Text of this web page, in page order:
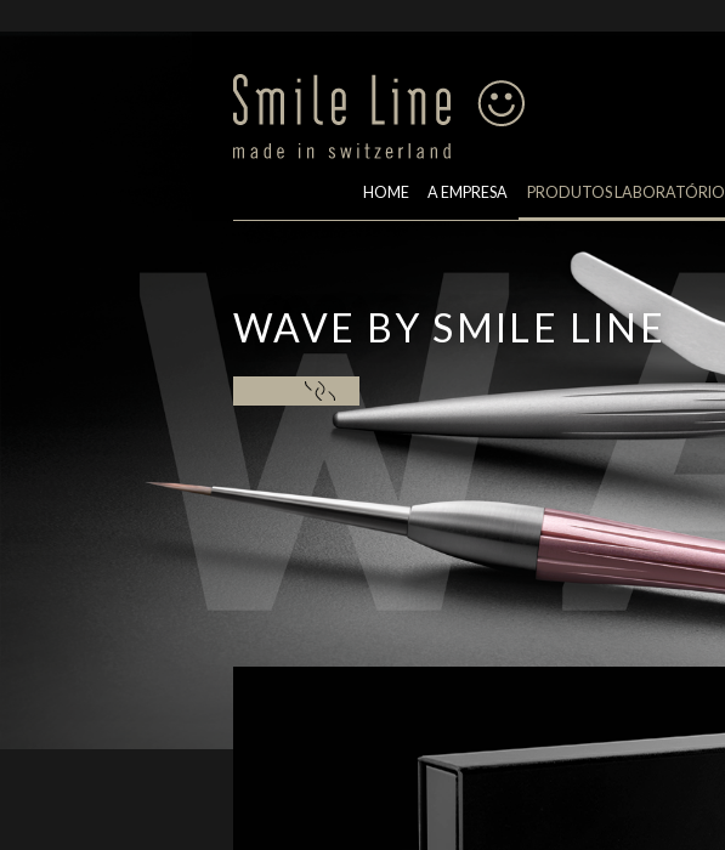
HOME A EMPRESA PRODUTOS LABORATÓRIO
WAVE BY SMILE LINE